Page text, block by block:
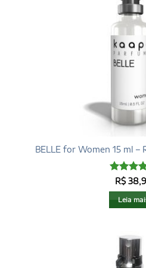
BELLE for Women 15 ml –
de 5
R$
Leia